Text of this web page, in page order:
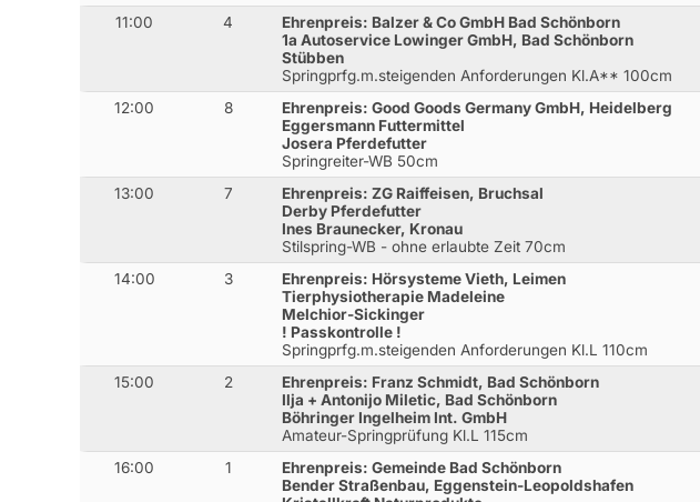
11:00 4
Ehrenpreis: Balzer & Co GmbH Bad Schönborn
1a Autoservice Lowinger GmbH, Bad Schönborn
Stübben
Springprfg.m.steigenden Anforderungen Kl.A** 100cm
12:00 8
Ehrenpreis: Good Goods Germany GmbH, Heidelberg
Eggersmann Futtermittel
Josera Pferdefutter
Springreiter-WB 50cm
13:00 7
Ehrenpreis: ZG Raiffeisen, Bruchsal
Derby Pferdefutter
Ines Braunecker, Kronau
Stilspring-WB - ohne erlaubte Zeit 70cm
14:00 3
Ehrenpreis: Hörsysteme Vieth, Leimen
Tierphysiotherapie Madeleine
Melchior-Sickinger
! Passkontrolle !
Springprfg.m.steigenden Anforderungen Kl.L 110cm
15:00 2
Ehrenpreis: Franz Schmidt, Bad Schönborn
Ilja + Antonijo Miletic, Bad Schönborn
Böhringer Ingelheim Int. GmbH
Amateur-Springprüfung Kl.L 115cm
16:00 1
Ehrenpreis: Gemeinde Bad Schönborn
Bender Straßenbau, Eggenstein-Leopoldshafen